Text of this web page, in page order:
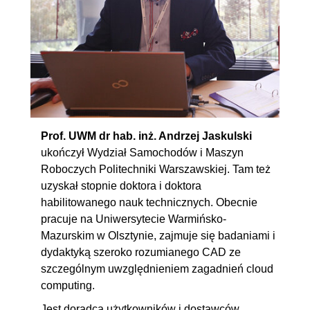
Prof. UWM dr hab. inż. Andrzej Jaskulski
ukończył Wydział Samochodów i Maszyn
Roboczych Politechniki Warszawskiej. Tam też
uzyskał stopnie doktora i doktora
habilitowanego nauk technicznych. Obecnie
pracuje na Uniwersytecie Warmińsko-
Mazurskim w Olsztynie, zajmuje się badaniami i
dydaktyką szeroko rozumianego CAD ze
szczególnym uwzględnieniem zagadnień cloud
computing.